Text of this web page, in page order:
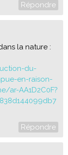
Répondre
la nature :
du-
en-raison-
ar-AA1D2C0F?
Répondre